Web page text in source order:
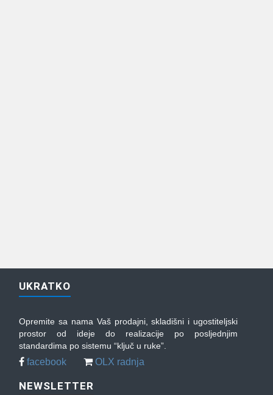
UKRATKO
Opremite sa nama Vaš prodajni, skladišni i ugostiteljski
prostor od ideje do realizacije po posljednjim
standardima po sistemu “ključ u ruke”.
facebook OLX radnja
NEWSLETTER